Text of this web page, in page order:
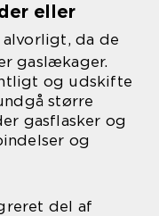
eller
alvorligt, da de
gaslækager.
og udskifte
større
gasflasker og
og
del af